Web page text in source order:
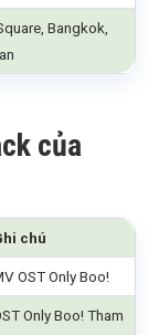
Bangkok,
của
chú
OST Only Boo!
Only Boo! Tham